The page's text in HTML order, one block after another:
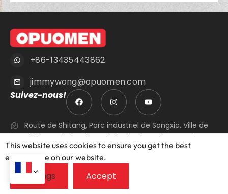
+86-13435443862
jimmywong@opuomen.com
Suivez-nous!
Route de Shitang, Parc industriel de Songxia, Ville de
Shishan, District de Nanhai, Ville de Foshan, Province
du Guangdong, Chine.
Fenêtre
This website uses cookies to ensure you get the best
exprerience on our website.